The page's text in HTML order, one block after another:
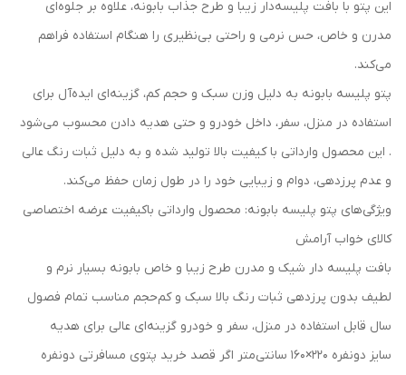
این پتو با بافت پلیسه‌دار زیبا و طرح جذاب بابونه، علاوه بر جلوه‌ای
مدرن و خاص، حس نرمی و راحتی بی‌نظیری را هنگام استفاده فراهم
می‌کند.
پتو پلیسه بابونه به دلیل وزن سبک و حجم کم، گزینه‌ای ایده‌آل برای
استفاده در منزل، سفر، داخل خودرو و حتی هدیه دادن محسوب می‌شود
. این محصول وارداتی با کیفیت بالا تولید شده و به دلیل ثبات رنگ عالی
و عدم پرزدهی، دوام و زیبایی خود را در طول زمان حفظ می‌کند.
ویژگی‌های پتو پلیسه بابونه: محصول وارداتی باکیفیت عرضه اختصاصی
کالای خواب آرامش
بافت پلیسه‌ دار شیک و مدرن طرح زیبا و خاص بابونه بسیار نرم و
لطیف بدون پرزدهی ثبات رنگ بالا سبک و کم‌حجم مناسب تمام فصول
سال قابل استفاده در منزل، سفر و خودرو گزینه‌ای عالی برای هدیه
سایز دونفره 220×160 سانتی‌متر اگر قصد خرید پتوی مسافرتی دونفره